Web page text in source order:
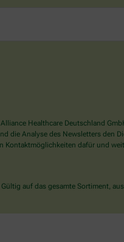
Healthcare Deutschland
die Analyse des Newsletters den
dafür und
auf das gesamte Sortiment,